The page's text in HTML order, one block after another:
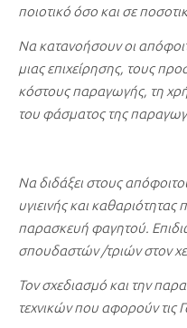
ποιοτικό όσο και σε
Να κατανοήσουν οι
μιας επιχείρησης, τους
κόστους παραγωγής, τη
του φάσματος της
Να διδάξει στους
υγιεινής και καθαριότητας
παρασκευή φαγητού.
σπουδαστών /τριών στον
Τον σχεδιασμό και την
τεχνικών που αφορούν τις